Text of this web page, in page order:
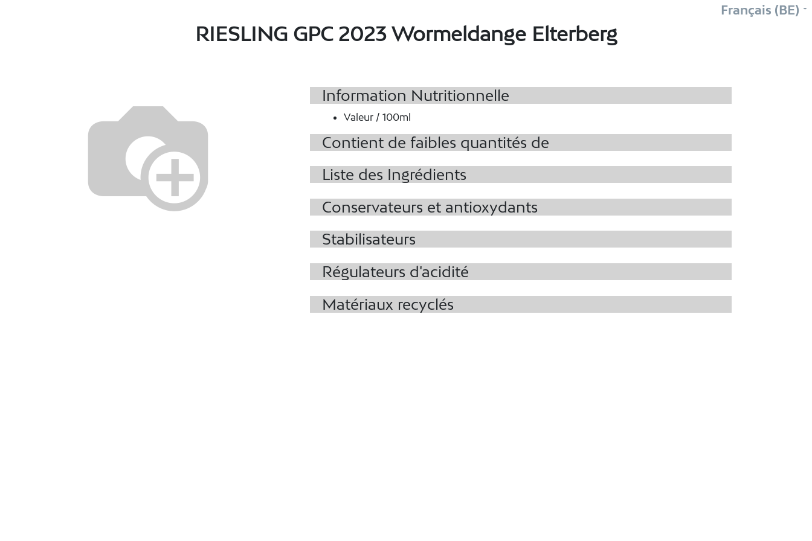
Français (BE)
RIESLING GPC 2023 Wormeldange Elterberg
Information Nutritionnelle
Valeur / 100ml
Contient de faibles quantités de
Liste des Ingrédients
Conservateurs et antioxydants
Stabilisateurs
Régulateurs d'acidité
Matériaux recyclés